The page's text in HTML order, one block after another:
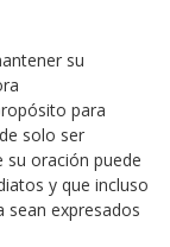
su
para
solo ser
su oración puede
y que incluso
sean expresados